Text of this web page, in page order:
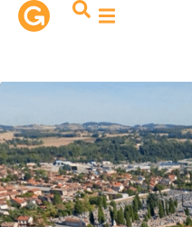
principal